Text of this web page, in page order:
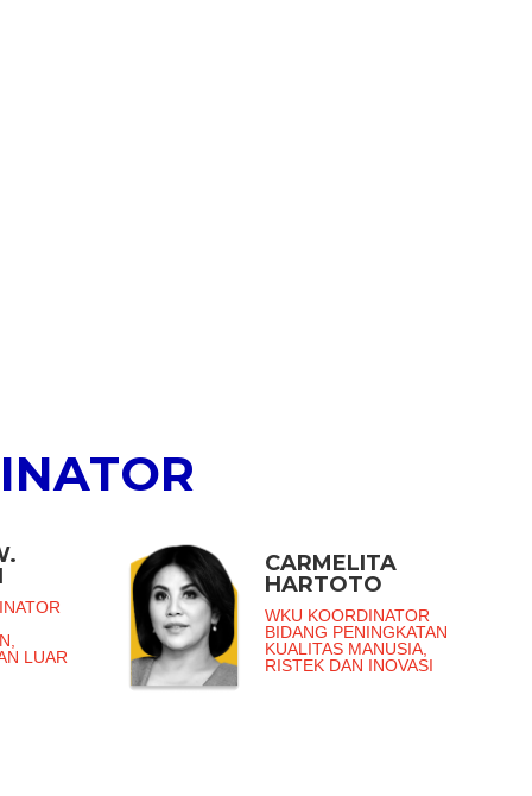
LUAR
CARMELITA
HARTOTO
WKU KOORDINATOR
BIDANG PENINGKATAN
KUALITAS MANUSIA,
RISTEK DAN INOVASI